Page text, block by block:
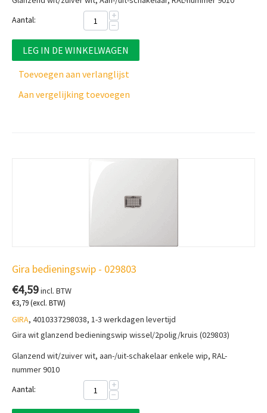
Aantal:
+
−
LEG IN DE WINKELWAGEN
Toevoegen aan verlanglijst
Aan vergelijking toevoegen
Gira bedieningswip - 029803
€4,59incl. BTW
€3,79(excl. BTW)
GIRA, 4010337298038, 1-3 werkdagen levertijd
Gira wit glanzend bedieningswip wissel/2polig/kruis (029803)
Glanzend wit/zuiver wit, aan-/uit-schakelaar enkele wip, RAL-
nummer 9010
Aantal:
+
−